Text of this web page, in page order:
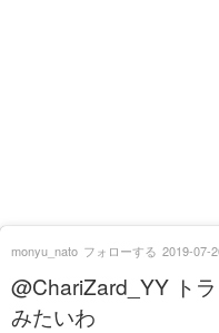
@ChariZard_YY ト
みたいわ
monyu_nato フォローする 2019-07-